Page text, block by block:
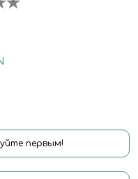
первым!